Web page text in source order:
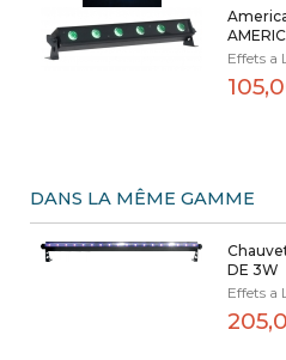
Effets a
DANS LA MÊME GAMME
DE 3W
Effets a